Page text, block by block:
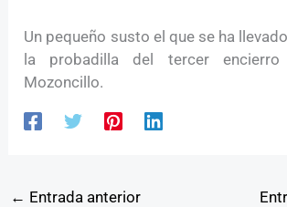
Un pequeño susto el que se ha
la probadilla del tercer encierro
Mozoncillo.
← Entrada anterior